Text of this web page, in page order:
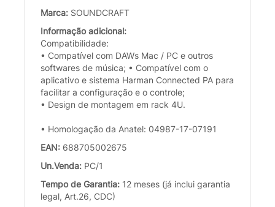
Marca: SOUNDCRAFT
Informação adicional:
Compatibilidade:
• Compatível com DAWs Mac / PC e outros
softwares de música; • Compatível com o
aplicativo e sistema Harman Connected PA para
facilitar a configuração e o controle;
• Design de montagem em rack 4U.
• Homologação da Anatel: 04987-17-07191
EAN: 688705002675
Un.Venda: PC/1
Tempo de Garantia: 12 meses (já inclui garantia
legal, Art.26, CDC)